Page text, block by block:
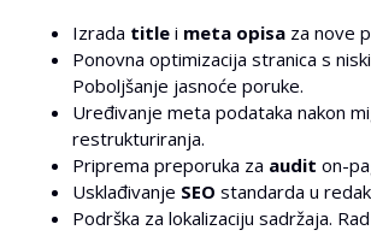
Izrada title i meta opisa za nove
Ponovna optimizacija stranica s
Poboljšanje jasnoće poruke.
Uređivanje meta podataka nakon
restrukturiranja.
Priprema preporuka za audit on-
Usklađivanje SEO standarda u
Podrška za lokalizaciju sadržaja.